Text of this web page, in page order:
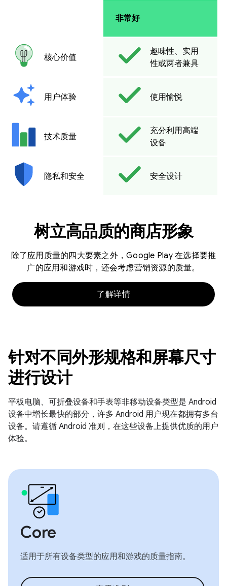
非常好
核心价值
趣味性、实用
性或两者兼具
用户体验 使用愉悦
技术质量
充分利用高端
设备
隐私和安全 安全设计
树立高品质的商店形象
除了应用质量的四大要素之外，Google Play 在选择要推
广的应用和游戏时，还会考虑营销资源的质量。
了解详情
针对不同外形规格和屏幕尺寸
进行设计
平板电脑、可折叠设备和手表等非移动设备类型是 Android
设备中增长最快的部分，许多 Android 用户现在都拥有多台
设备。请遵循 Android 准则，在这些设备上提供优质的用户
体验。
Core
适用于所有设备类型的应用和游戏的质量指南。